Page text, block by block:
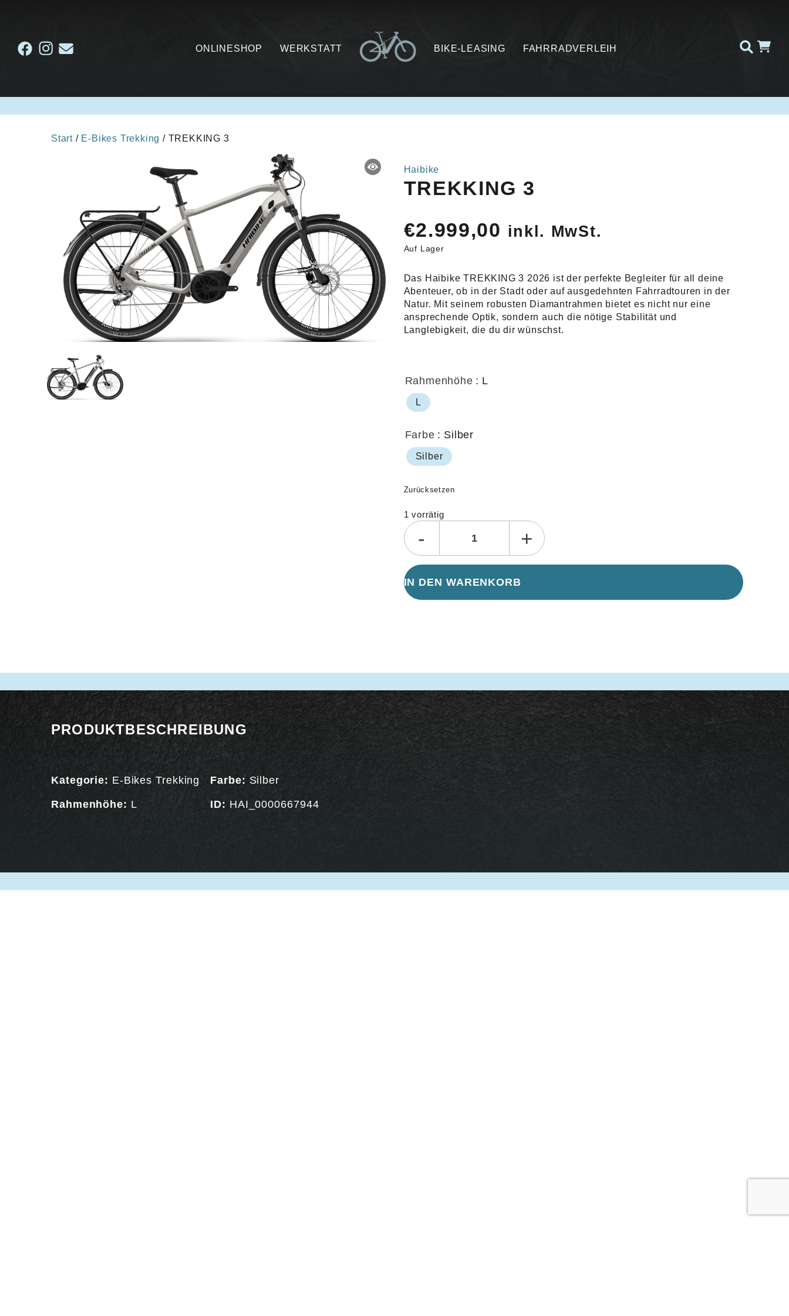
ONLINESHOP WERKSTATT BIKE-LEASING FAHRRADVERLEIH
Start / E-Bikes Trekking / TREKKING 3
Haibike
TREKKING 3
€2.999,00 inkl. MwSt.
Auf Lager
Das Haibike TREKKING 3 2026 ist der perfekte Begleiter für all deine
Abenteuer, ob in der Stadt oder auf ausgedehnten Fahrradtouren in der
Natur. Mit seinem robusten Diamantrahmen bietet es nicht nur eine
ansprechende Optik, sondern auch die nötige Stabilität und
Langlebigkeit, die du dir wünschst.
Rahmenhöhe : L
L
Farbe : Silber
Silber
Zurücksetzen
1 vorrätig
- +
IN DEN WARENKORB
PRODUKTBESCHREIBUNG
Kategorie: E-Bikes Trekking
Rahmenhöhe: L
Farbe: Silber
ID: HAI_0000667944